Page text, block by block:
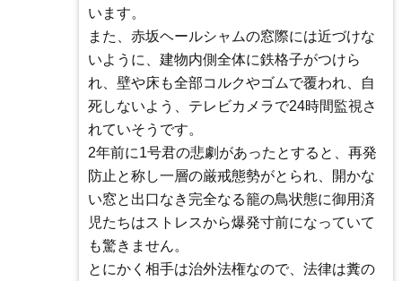
います。
また、赤坂ヘールシャムの窓際には近づけな
いように、建物内側全体に鉄格子がつけら
れ、壁や床も全部コルクやゴムで覆われ、自
死しないよう、テレビカメラで24時間監視さ
れていそうです。
2年前に1号君の悲劇があったとすると、再発
防止と称し一層の厳戒態勢がとられ、開かな
い窓と出口なき完全なる籠の鳥状態に御用済
児たちはストレスから爆発寸前になっていて
も驚きません。
とにかく相手は治外法権なので、法律は糞の